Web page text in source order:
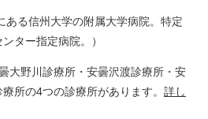
る信州大学の附属大学病院。特定
ター指定病院。）
大野川診療所・安曇沢渡診療所・安
所の4つの診療所があります。 詳し